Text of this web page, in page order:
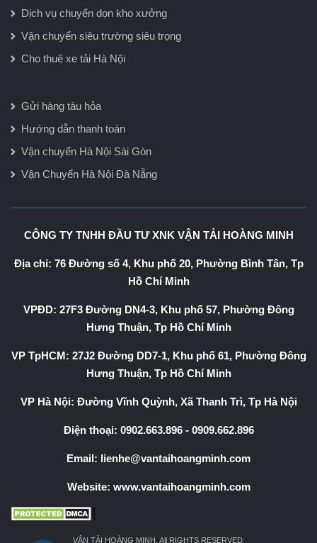
Dịch vụ chuyển dọn kho xưởng
Vận chuyển siêu trường siêu trọng
Cho thuê xe tải Hà Nội
Gửi hàng tàu hỏa
Hướng dẫn thanh toán
Vận chuyển Hà Nội Sài Gòn
Vận Chuyển Hà Nội Đà Nẵng
CÔNG TY TNHH ĐẦU TƯ XNK VẬN TẢI HOÀNG MINH
Địa chỉ: 76 Đường số 4, Khu phố 20, Phường Bình Tân, Tp
Hồ Chí Minh
VPĐD: 27F3 Đường DN4-3, Khu phố 57, Phường Đông
Hưng Thuận, Tp Hồ Chí Minh
VP TpHCM: 27J2 Đường DD7-1, Khu phố 61, Phường Đông
Hưng Thuận, Tp Hồ Chí Minh
VP Hà Nội: Đường Vĩnh Quỳnh, Xã Thanh Trì, Tp Hà Nội
Điện thoại: 0902.663.896- 0909.662.896
Email: lienhe@vantaihoangminh.com
Website: www.vantaihoangminh.com
VẬN TẢI HOÀNG MINH. All RIGHTS RESERVED.